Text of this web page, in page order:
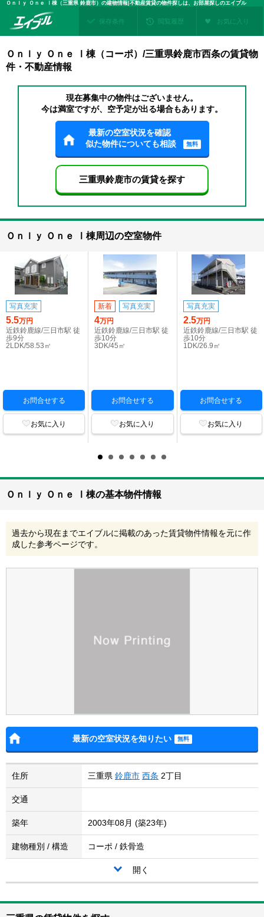
Ｏｎｌｙ Ｏｎｅ Ⅰ棟（三重県 鈴鹿市）の建物情報|不動産賃貸の物件探しは、お部屋探しのエイブル
保存条件 閲覧履歴 お気に入り
Ｏｎｌｙ Ｏｎｅ Ⅰ棟（コーポ）/三重県鈴鹿市西条の賃貸物
件・不動産情報
現在募集中の物件はございません。
今は満室ですが、空予定が出る場合もあります。
最新の空室状況を確認
似た物件についても相談
無料
三重県鈴鹿市の賃貸を探す
Ｏｎｌｙ Ｏｎｅ Ⅰ棟周辺の空室物件
写真充実
5.5万円
近鉄鈴鹿線/三日市駅 徒
歩9分
2LDK/58.53㎡
お問合せする
お気に入り
新着 写真充実
4万円
近鉄鈴鹿線/三日市駅 徒
歩10分
3DK/45㎡
お問合せする
お気に入り
写真充実
2.5万円
近鉄鈴鹿線/三日市駅 徒
歩10分
1DK/26.9㎡
お問合せする
お気に入り
Ｏｎｌｙ Ｏｎｅ Ⅰ棟の基本物件情報
過去から現在までエイブルに掲載のあった賃貸物件情報を元に作
成した参考ページです。
最新の空室状況を知りたい
住所 三重県 鈴鹿市 西条 2丁目
交通
築年 2003年08月 (築23年)
建物種別 / 構造 コーポ / 鉄骨造
開く